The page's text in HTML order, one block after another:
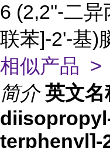
6 (2,2''-二异
联苯]-2'-基)
相似产品 >
简介 英文
terphenyl]-